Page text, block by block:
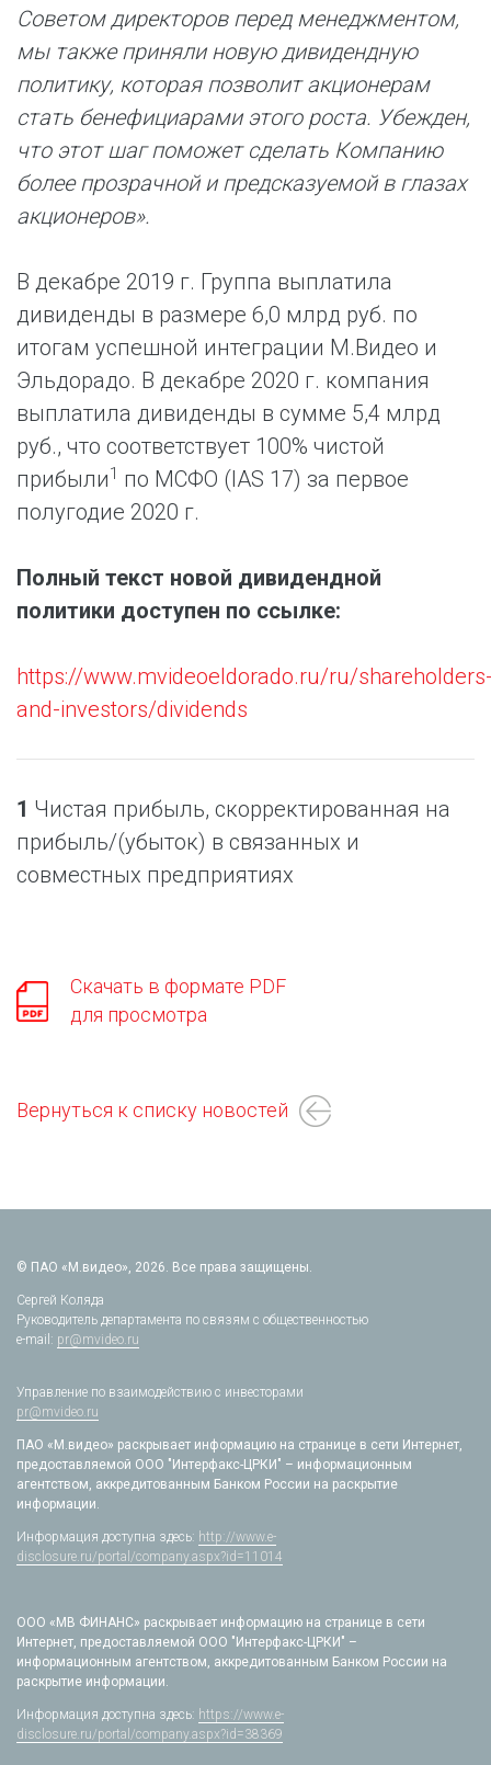
Советом директоров перед менеджментом,
мы также приняли новую дивидендную
политику, которая позволит акционерам
стать бенефициарами этого роста. Убежден,
что этот шаг поможет сделать Компанию
более прозрачной и предсказуемой в глазах
акционеров».
В декабре 2019 г. Группа выплатила
дивиденды в размере 6,0 млрд руб. по
итогам успешной интеграции М.Видео и
Эльдорадо. В декабре 2020 г. компания
выплатила дивиденды в сумме 5,4 млрд
руб., что соответствует 100% чистой
прибыли1 по МСФО (IAS 17) за первое
полугодие 2020 г.
Полный текст новой дивидендной
политики доступен по ссылке:
https://www.mvideoeldorado.ru/ru/
and-investors/dividends
1 Чистая прибыль, скорректированная на
прибыль/(убыток) в связанных и
совместных предприятиях
Скачать в формате PDF
для просмотра
Вернуться к списку новостей
© ПАО «М.видео», 2026. Все права защищены.
Сергей Коляда
Руководитель департамента по связям с общественностью
e-mail: pr@mvideo.ru
Управление по взаимодействию с инвесторами
pr@mvideo.ru
ПАО «М.видео» раскрывает информацию на странице в сети Интернет,
предоставляемой ООО "Интерфакс-ЦРКИ" – информационным
агентством, аккредитованным Банком России на раскрытие
информации.
Информация доступна здесь: http://www.e-
disclosure.ru/portal/company.aspx?id=11014
ООО «МВ ФИНАНС» раскрывает информацию на странице в сети
Интернет, предоставляемой ООО "Интерфакс-ЦРКИ" –
информационным агентством, аккредитованным Банком России на
раскрытие информации.
Информация доступна здесь: https://www.e-
disclosure.ru/portal/company.aspx?id=38369